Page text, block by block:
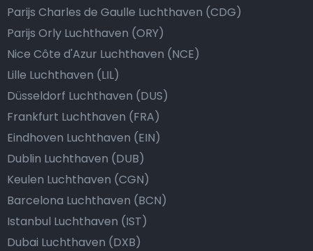
Parijs Charles de Gaulle Luchthaven (CDG)
Parijs Orly Luchthaven (ORY)
Nice Côte d'Azur Luchthaven (NCE)
Lille Luchthaven (LIL)
Düsseldorf Luchthaven (DUS)
Frankfurt Luchthaven (FRA)
Eindhoven Luchthaven (EIN)
Dublin Luchthaven (DUB)
Keulen Luchthaven (CGN)
Barcelona Luchthaven (BCN)
Istanbul Luchthaven (IST)
Dubai Luchthaven (DXB)